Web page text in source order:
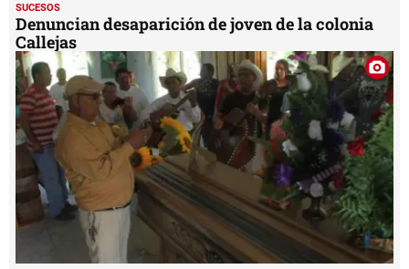
SUCESOS
Denuncian desaparición de joven de la colonia
Callejas